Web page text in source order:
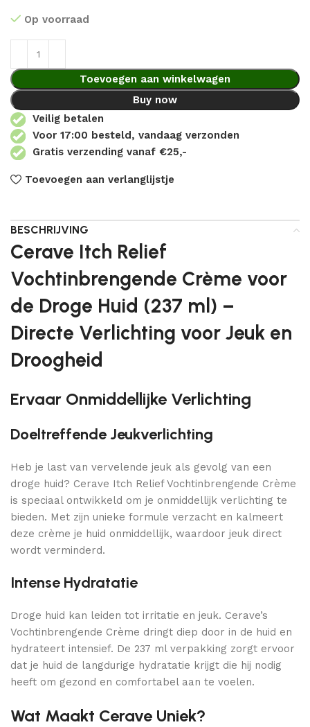
Op voorraad
Toevoegen aan winkelwagen
Buy now
Veilig betalen
Voor 17:00 besteld, vandaag verzonden
Gratis verzending vanaf €25,-
Toevoegen aan verlanglijstje
BESCHRIJVING
Cerave Itch Relief
Vochtinbrengende Crème voor
de Droge Huid (237 ml) –
Directe Verlichting voor Jeuk en
Droogheid
Ervaar Onmiddellijke Verlichting
Doeltreffende Jeukverlichting
Heb je last van vervelende jeuk als gevolg van een
droge huid? Cerave Itch Relief Vochtinbrengende Crème
is speciaal ontwikkeld om je onmiddellijk verlichting te
bieden. Met zijn unieke formule verzacht en kalmeert
deze crème je huid onmiddellijk, waardoor jeuk direct
wordt verminderd.
Intense Hydratatie
Droge huid kan leiden tot irritatie en jeuk. Cerave’s
Vochtinbrengende Crème dringt diep door in de huid en
hydrateert intensief. De 237 ml verpakking zorgt ervoor
dat je huid de langdurige hydratatie krijgt die hij nodig
heeft om gezond en comfortabel aan te voelen.
Wat Maakt Cerave Uniek?